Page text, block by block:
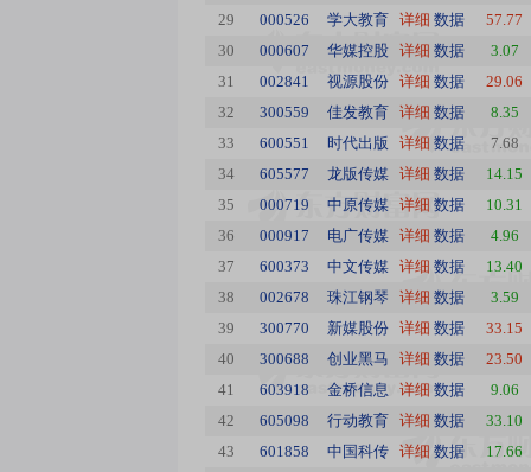
29
000526 学大教育 详细 数据
57.77
30
000607 华媒控股 详细 数据
3.07
31
002841 视源股份 详细 数据
29.06
32
300559 佳发教育 详细 数据
8.35
33
600551 时代出版 详细 数据
7.68
34
605577 龙版传媒 详细 数据
14.15
35
000719 中原传媒 详细 数据
10.31
36
000917 电广传媒 详细 数据
4.96
37
600373 中文传媒 详细 数据
13.40
38
002678 珠江钢琴 详细 数据
3.59
39
300770 新媒股份 详细 数据
33.15
40
300688 创业黑马 详细 数据
23.50
41
603918 金桥信息 详细 数据
9.06
42
605098 行动教育 详细 数据
33.10
43
601858 中国科传 详细 数据
17.66